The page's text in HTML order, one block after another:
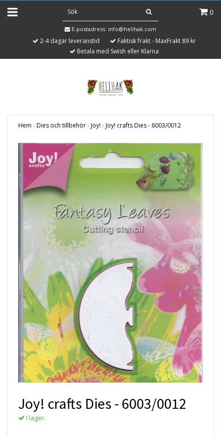
0
E-postadress: info@helihak.com
2-4 dagar leveranstid
Faktisk frakt - MaxFrakt 89 kr
Betala med Swish eller Klarna
Hem › Dies och tillbehör› Joy! › Joy! crafts Dies - 6003/0012
Joy! crafts Dies - 6003/0012
I lager.